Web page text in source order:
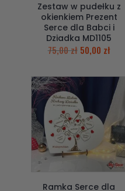
Zestaw w pudełku z
okienkiem Prezent
Serce dla Babci i
Dziadka MD1105
75,00zł 50,00 zł
Ramka Serce dla